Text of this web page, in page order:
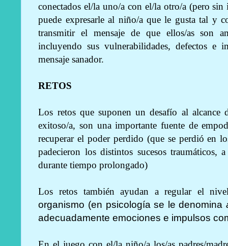
conectados el/la uno/a con el/la otro/a (pero
puede expresarle al niño/a que le gusta tal y
transmitir el mensaje de que ellos/as son
incluyendo sus vulnerabilidades, defectos e
mensaje sanador.
RETOS
Los retos que suponen un desafío al alcance
exitoso/a, son una importante fuente de
recuperar el poder perdido (que se perdió en
padecieron los distintos sucesos traumáticos,
durante tiempo prolongado)
Los retos también ayudan a regular el
organismo (en psicología se le denomina
adecuadamente emociones e impulsos